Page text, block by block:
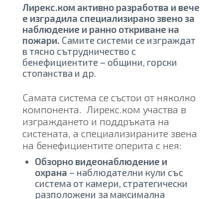
Лирекс.ком активно разработва и вече
е изградила специализирано звено за
наблюдение и ранно откриване на
пожари. Самите системи се изграждат
в тясно сътрудничество с
бенефициентите – общини, горски
стопанства и др.
Самата система се състои от няколко
компонента. Лирекс.ком участва в
изграждането и поддръката на
систената, а специализираните звена
на бенефициентите оперита с нея:
Обзорно видеонаблюдение и
охрана – наблюдателни кули със
система от камери, стратегически
разположени за максимална